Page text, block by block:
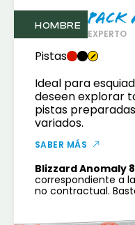
HOMBRE
EXPERTO
Pistas
Ideal para
deseen explorar
pistas
variados.
SABER MÁS
Blizzard Anomaly
correspondiente a
no contractual.